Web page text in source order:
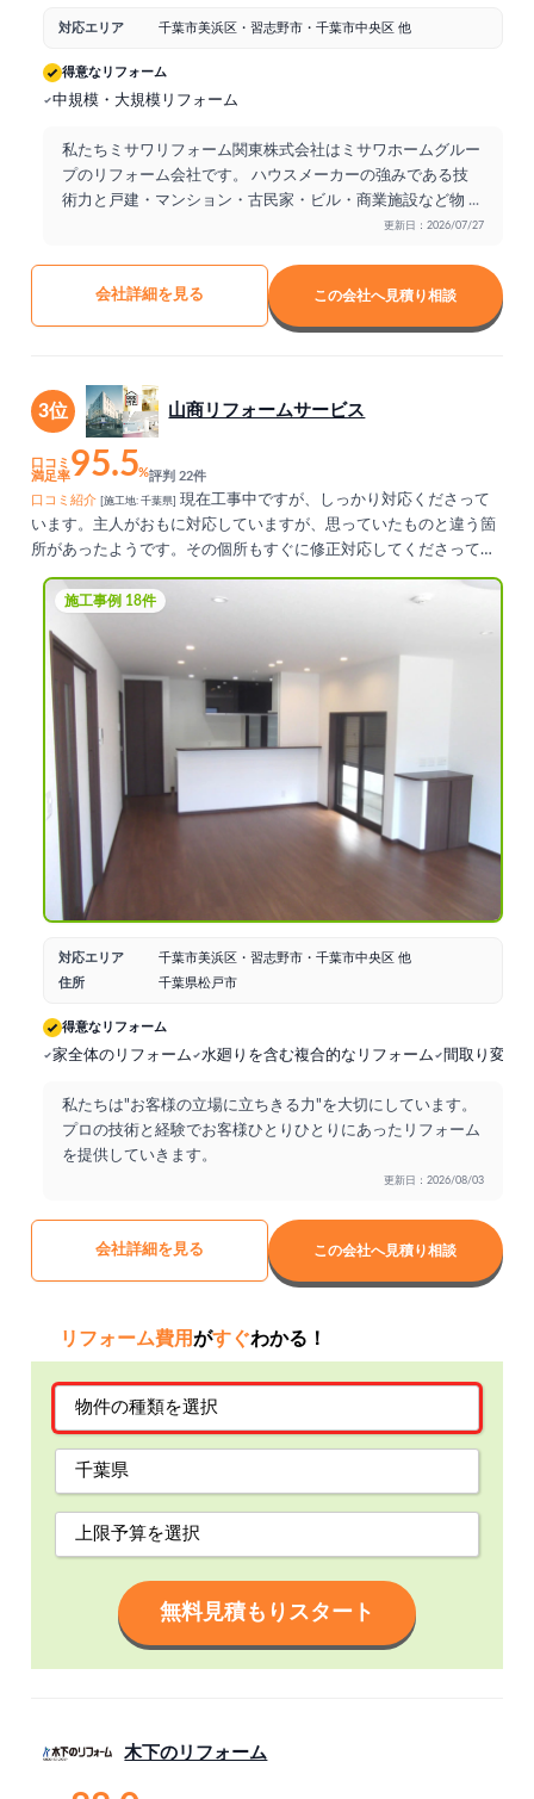
対応エリア 千葉市美浜区・習志野市・千葉市中央区 他
得意なリフォーム
中規模・大規模リフォーム
私たちミサワリフォーム関東株式会社はミサワホームグルー
プのリフォーム会社です。 ハウスメーカーの強みである技
術力と戸建・マンション・古民家・ビル・商業施設など物 ...
更新日：2026/07/27
会社詳細を見る この会社へ見積り相談
3位 山商リフォームサービス
口コミ
満足率95.5%評判 22件
口コミ紹介 [施工地: 千葉県] 現在工事中ですが、しっかり対応くださって
います。主人がおもに対応していますが、思っていたものと違う箇
所があったようです。その個所もすぐに修正対応してくださってい
て、満足しています。
施工事例 18件
対応エリア
千葉市美浜区・習志野市・千葉市中央区 他
住所
千葉県松戸市
得意なリフォーム
家全体のリフォーム 水廻りを含む複合的なリフォーム 間取り変更
私たちは"お客様の立場に立ちきる力"を大切にしています。
プロの技術と経験でお客様ひとりひとりにあったリフォーム
を提供していきます。
更新日：2026/08/03
会社詳細を見る この会社へ見積り相談
リフォーム費用がすぐわかる！
無料見積もりスタート
木下のリフォーム